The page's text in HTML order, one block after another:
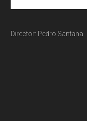
Director: Pedro Santana